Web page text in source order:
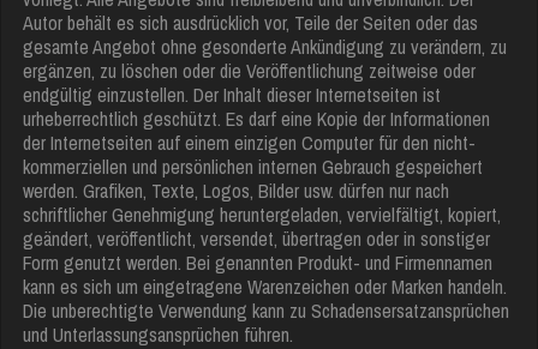
Autor behält es sich ausdrücklich vor, Teile der Seiten oder das
gesamte Angebot ohne gesonderte Ankündigung zu verändern, zu
ergänzen, zu löschen oder die Veröffentlichung zeitweise oder
endgültig einzustellen. Der Inhalt dieser Internetseiten ist
urheberrechtlich geschützt. Es darf eine Kopie der Informationen
der Internetseiten auf einem einzigen Computer für den nicht-
kommerziellen und persönlichen internen Gebrauch gespeichert
werden. Grafiken, Texte, Logos, Bilder usw. dürfen nur nach
schriftlicher Genehmigung heruntergeladen, vervielfältigt, kopiert,
geändert, veröffentlicht, versendet, übertragen oder in sonstiger
Form genutzt werden. Bei genannten Produkt- und Firmennamen
kann es sich um eingetragene Warenzeichen oder Marken handeln.
Die unberechtigte Verwendung kann zu Schadensersatzansprüchen
und Unterlassungsansprüchen führen.